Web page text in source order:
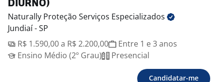
DIURNO)
Naturally Proteção Serviços Especializados
Jundiaí - SP
R$ 1.590,00 a R$ 2.200,00
Entre 1 e 3 anos
Ensino Médio (2º Grau)
Presencial
Candidatar-me